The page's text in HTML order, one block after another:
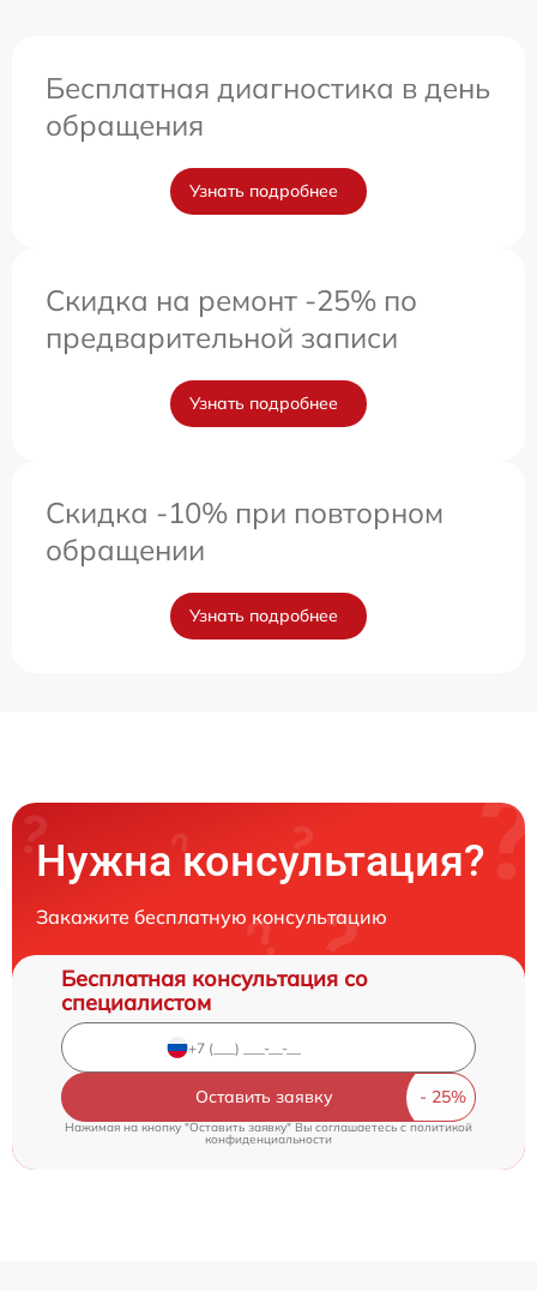
Бесплатная диагностика в день
обращения
Узнать подробнее
Скидка на ремонт -25% по
предварительной записи
Узнать подробнее
Скидка -10% при повторном
обращении
Узнать подробнее
Нужна консультация?
Закажите бесплатную консультацию
Бесплатная консультация со
специалистом
Оставить заявку
Нажимая на кнопку "Оставить заявку" Вы соглашаетесь c политикой
конфиденциальности